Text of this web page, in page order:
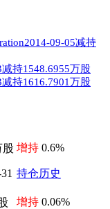
09-05减持
持1548.6955万股
持1616.7901万股
股 增持 0.6%
持仓历史
增持 0.06%